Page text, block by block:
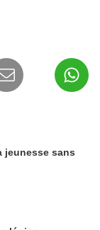
jeunesse sans